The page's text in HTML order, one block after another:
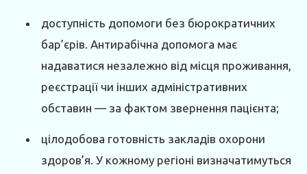
доступність допомоги без бюрократичних
бар’єрів. Антирабічна допомога має
надаватися незалежно від місця проживання,
реєстрації чи інших адміністративних
обставин — за фактом звернення пацієнта;
цілодобова готовність закладів охорони
здоров’я. У кожному регіоні визначатимуться